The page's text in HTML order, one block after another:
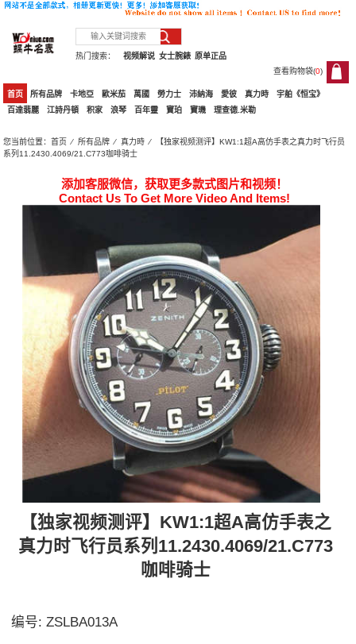
热门搜索： 原单正品
女士腕錶
视频解说
查看购物袋(0)
0
首页 所有品牌 卡地亞 歐米茄 萬國 勞力士 沛納海 愛彼 真力時
宇舶《恒宝》
百達翡麗
江詩丹頓 积家 浪琴 百年靈 寶珀 寶璣 理查德.米勒
您当前位置：首页 ⁄所有品牌 ⁄真力時 ⁄ 【独家视频测评】KW1:1超A高仿手表之真力时飞行员
系列11.2430.4069/21.C773咖啡骑士
添加客服微信，获取更多款式图片和视频！
Contact Us To Get More Video And Items!
【独家视频测评】KW1:1超A高仿手表之
真力时飞行员系列11.2430.4069/21.C773
咖啡骑士
编号:ZSLBA013A